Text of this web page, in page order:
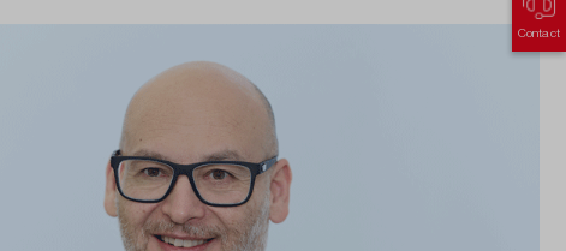
Contact